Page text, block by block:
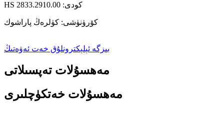
HS كودى: 2833.2910.00
كۆرۈنۈشى: كۈلرەڭ پاراشوك
بىزگە ئېلېكترونلۇق خەت ئەۋەتىڭ
مەھسۇلات تەپسىلاتى
مەھسۇلات خەتكۈچلىرى